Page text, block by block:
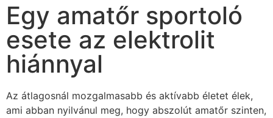
Egy amatőr sportoló
esete az elektrolit
hiánnyal
Az átlagosnál mozgalmasabb és aktívabb életet élek,
ami abban nyilvánul meg, hogy abszolút amatőr szinten,